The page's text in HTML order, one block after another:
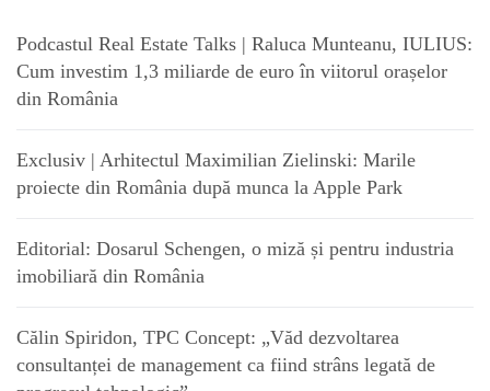
Podcastul Real Estate Talks | Raluca Munteanu, IULIUS:
Cum investim 1,3 miliarde de euro în viitorul orașelor
din România
Exclusiv | Arhitectul Maximilian Zielinski: Marile
proiecte din România după munca la Apple Park
Editorial: Dosarul Schengen, o miză și pentru industria
imobiliară din România
Călin Spiridon, TPC Concept: „Văd dezvoltarea
consultanței de management ca fiind strâns legată de